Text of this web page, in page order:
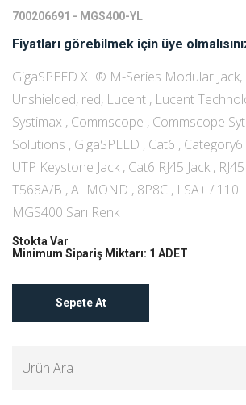
700206691 - MGS400-YL
Fiyatları görebilmek için üye
GigaSPEED XL® M-Series Modular Jack,
Unshielded, red, Lucent , Lucent
Systimax , Commscope , Commscope
Solutions , GigaSPEED , Cat6 , Category6
UTP Keystone Jack , Cat6 RJ45 Jack ,
T568A/B , ALMOND , 8P8C , LSA+ / 110
MGS400 Sarı Renk
Stokta Var
Minimum Sipariş Miktarı: 1 ADET
Sepete At